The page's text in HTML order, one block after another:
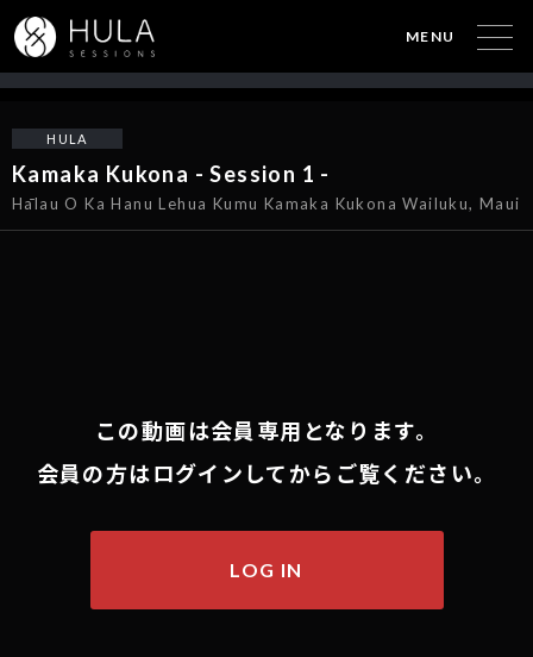
MENU
HULA
Kamaka Kukona - Session 1 -
Hālau O Ka Hanu Lehua Kumu Kamaka Kukona Wailuku, Maui
この動画は会員専用となります。
会員の方はログインしてからご覧ください。
LOG IN